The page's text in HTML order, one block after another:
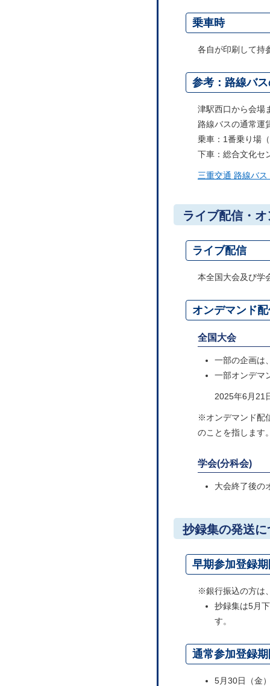
乗車時
各自が印刷して持
参考：路線バ
津駅西口から会場
路線バスの通常運
乗車：1番乗り場
下車：総合文化セ
三重交通 路線バ
ライブ配信・
ライブ配信
本全国大会及び学
オンデマンド
全国大会
一部の企画は
一部オンデマ
2025年6月21
※オンデマンド配
のことを指します
学会(分科会)
大会終了後の
抄録集の発送に
早期参加登録
※銀行振込の方は
抄録集は5月
す。
通常参加登録
5月30日（金